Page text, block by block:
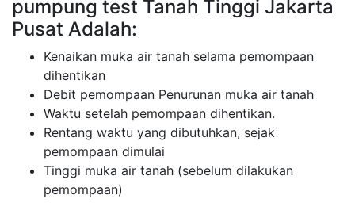
pumpung test Tanah Tinggi Jakarta
Pusat Adalah:
Kenaikan muka air tanah selama pemompaan
dihentikan
Debit pemompaan Penurunan muka air tanah
Waktu setelah pemompaan dihentikan.
Rentang waktu yang dibutuhkan, sejak
pemompaan dimulai
Tinggi muka air tanah (sebelum dilakukan
pemompaan)